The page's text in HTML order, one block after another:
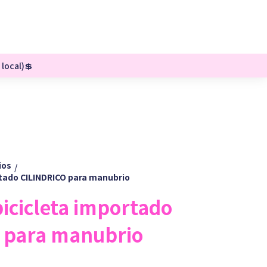
/
CILINDRICO para manubrio
importado
para manubrio